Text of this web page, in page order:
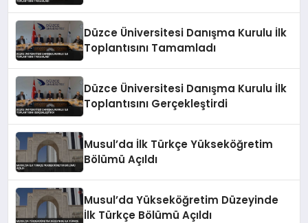
Düzce Üniversitesi Danışma Kurulu İlk
Toplantısını Tamamladı
Düzce Üniversitesi Danışma Kurulu İlk
Toplantısını Gerçekleştirdi
Musul’da İlk Türkçe Yükseköğretim
Bölümü Açıldı
Musul’da Yükseköğretim Düzeyinde
İlk Türkçe Bölümü Açıldı